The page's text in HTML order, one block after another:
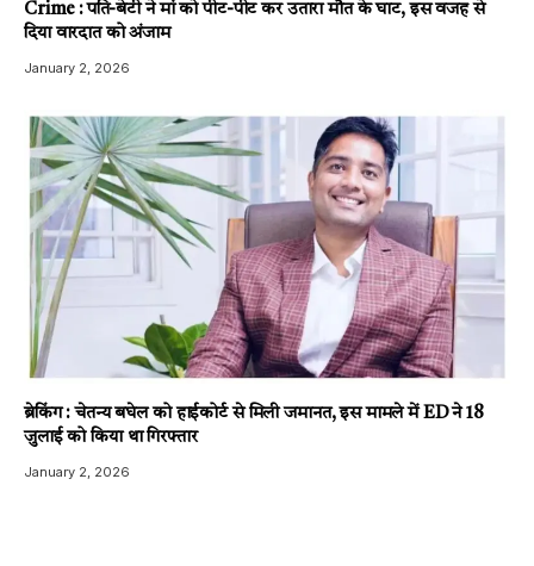
Crime : पति-बेटी ने मां को पीट-पीट कर उतारा मौत के घाट, इस वजह से
दिया वारदात को अंजाम
January 2, 2026
ब्रेकिंग : चेतन्य बघेल को हाईकोर्ट से मिली जमानत, इस मामले में ED ने 18
जुलाई को किया था गिरफ्तार
January 2, 2026